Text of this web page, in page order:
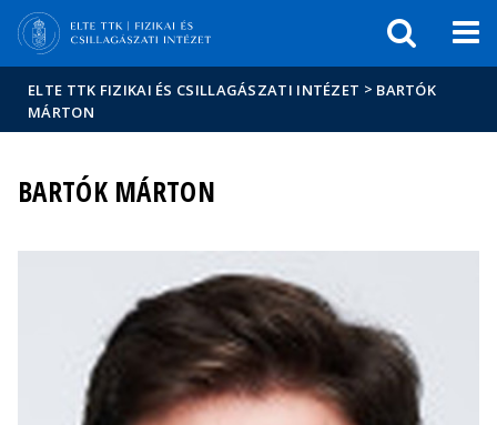
Események
sajtóban
ELTE TTK FIZIKAI ÉS CSILLAGÁSZATI INTÉZET > BARTÓK
MÁRTON
BARTÓK MÁRTON